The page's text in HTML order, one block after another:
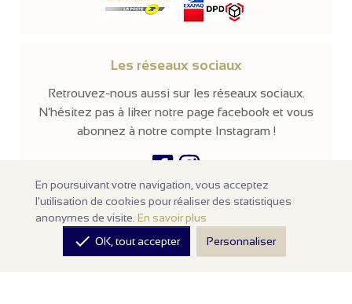
Les réseaux sociaux
Retrouvez-nous aussi sur les réseaux sociaux.
N’hésitez pas à liker notre page facebook et vous
abonnez à notre compte Instagram !
© 2026 -Parissima-Tous droits réservés
En poursuivant votre navigation, vous acceptez
l'utilisation de cookies pour réaliser des statistiques
anonymes de visite. En savoir plus
 OK, tout accepter Personnaliser
Notre site en ligne estréservé aux professionnels
la beauté. Les prix sont affichés hors taxes. Nos produits sont
vendus à l'unité avec un minimum d'achats de100€ HT